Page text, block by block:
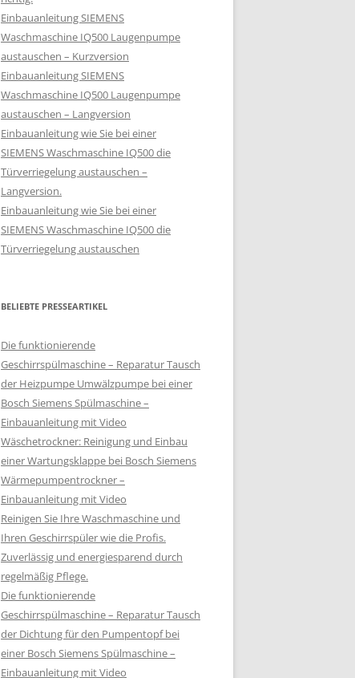
Einbauanleitung SIEMENS
Waschmaschine IQ500 Laugenpumpe
austauschen – Kurzversion
Einbauanleitung SIEMENS
Waschmaschine IQ500 Laugenpumpe
austauschen – Langversion
Einbauanleitung wie Sie bei einer
SIEMENS Waschmaschine IQ500 die
Türverriegelung austauschen –
Langversion.
Einbauanleitung wie Sie bei einer
SIEMENS Waschmaschine IQ500 die
Türverriegelung austauschen
BELIEBTE PRESSEARTIKEL
Die funktionierende
Geschirrspülmaschine – Reparatur Tausch
der Heizpumpe Umwälzpumpe bei einer
Bosch Siemens Spülmaschine –
Einbauanleitung mit Video
Wäschetrockner: Reinigung und Einbau
einer Wartungsklappe bei Bosch Siemens
Wärmepumpentrockner –
Einbauanleitung mit Video
Reinigen Sie Ihre Waschmaschine und
Ihren Geschirrspüler wie die Profis.
Zuverlässig und energiesparend durch
regelmäßig Pflege.
Die funktionierende
Geschirrspülmaschine – Reparatur Tausch
der Dichtung für den Pumpentopf bei
einer Bosch Siemens Spülmaschine –
Einbauanleitung mit Video